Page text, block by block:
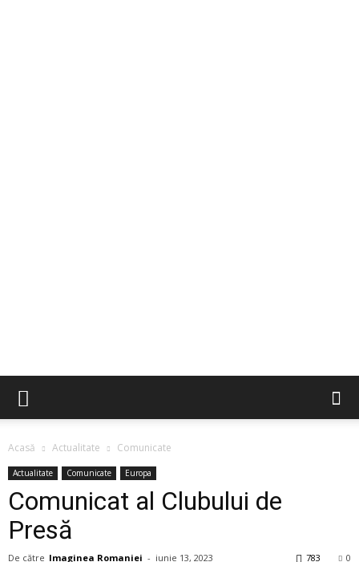
Acasă Actualitate Comunicate
Actualitate Comunicate Europa
Comunicat al Clubului de
Presă
De către Imaginea Romaniei - iunie 13, 2023 0
783